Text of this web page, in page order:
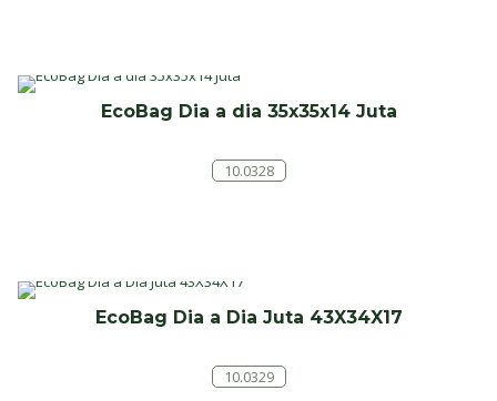
EcoBag Dia a dia 35x35x14 Juta
10.0328
EcoBag Dia a Dia Juta 43X34X17
10.0329